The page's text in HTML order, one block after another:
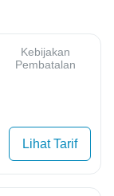
Kebijakan
Pembatalan
Lihat Tarif